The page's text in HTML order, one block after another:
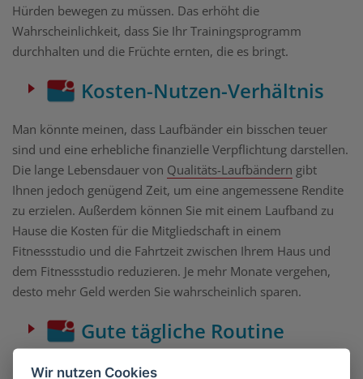
Hürden bewegen zu müssen. Das erhöht die
Wahrscheinlichkeit, dass Sie Ihr Trainingsprogramm
durchhalten und die Früchte ernten, die es bringt.
Kosten-Nutzen-Verhältnis
Man könnte meinen, dass Laufbänder ein bisschen teuer
sind und eine erhebliche finanzielle Verpflichtung darstellen.
Die lange Lebensdauer von Qualitäts-Laufbändern gibt
Ihnen jedoch genügend Zeit, um eine angemessene Rendite
zu erzielen. Außerdem können Sie mit einem Laufband zu
Hause die Kosten für die Mitgliedschaft in einem
Fitnessstudio und die Fahrtzeit zwischen Ihrem Haus und
dem Fitnessstudio reduzieren. Je mehr Monate vergehen,
desto mehr Geld werden Sie wahrscheinlich sparen.
Gute tägliche Routine
Morgenroutinen sind fantastisch, denn sie geben uns eine
Wir nutzen Cookies